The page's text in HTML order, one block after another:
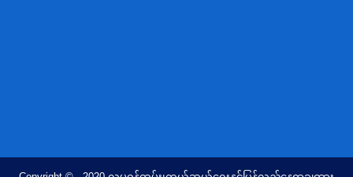
တိုင်းရင်းသားလူမျိုးရေးရာဝန်ကြီးဌာန